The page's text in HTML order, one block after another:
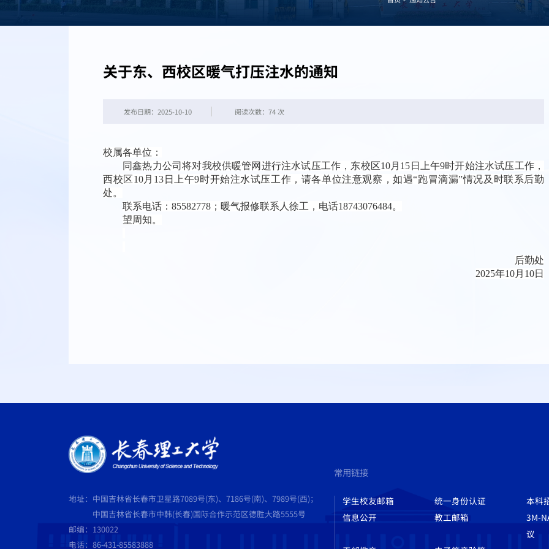
关于东、西校区暖气打压注水的通知
发布日期：2025-10-10 阅读次数： 74 次
校属各单位：
同鑫热力公司将对我校供暖管网进行注水试压工作， 东校区10月15日上午9时开始注水试压工作 ，
西校区10月13日上午9时开始注水试压工作 ， 请各单位注意观察，如遇“跑冒滴漏”情况及时联系后勤
处。
联系电话：85582778；暖气报修联系人 徐工，电话18743076484。
望周知。
后勤处
2025年10月 10日
地址：中国吉林省长春市卫星路7089号(东)、7186号(南)、7989号(西)；
中国吉林省长春市中韩(长春)国际合作示范区德胜大路5555号
邮编：130022
电话：86-431-85583888
常用链接
学生校友邮箱 统一身份认证
本科
信息公开
教工邮箱
3M-
议